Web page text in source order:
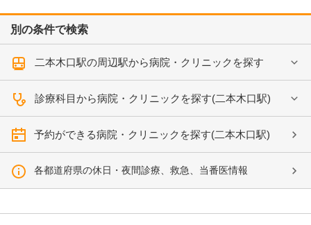
別の条件で検索
二本木口駅の周辺駅から病院・クリニックを探す
診療科目から病院・クリニックを探す(二本木口駅)
予約ができる病院・クリニックを探す(二本木口駅)
各都道府県の休日・夜間診療、救急、当番医情報